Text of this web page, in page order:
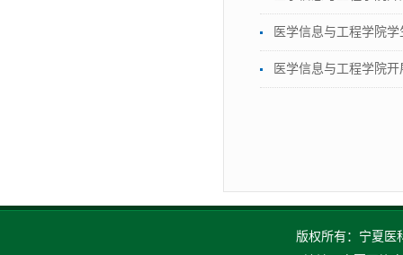
医学信息与工程学院
医学信息与工程学院
版权所有：宁夏医